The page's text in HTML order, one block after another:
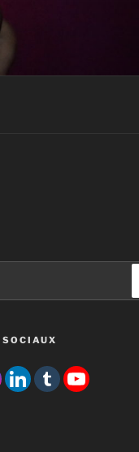
SOCIAUX